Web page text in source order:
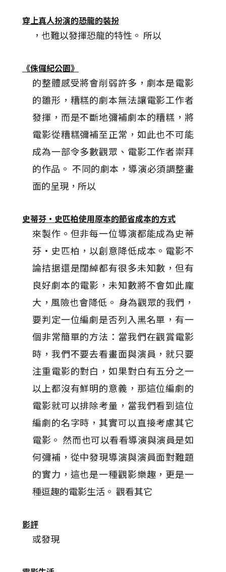
穿上真人扮演的恐龍的裝扮
，也難以發揮恐龍的特性。 所以
《侏儸紀公園》
的整體感受將會削弱許多，劇本是電影
的雛形，糟糕的劇本無法讓電影工作者
發揮，而是不斷地彌補劇本的糟糕，將
電影從糟糕彌補至正常，如此也不可能
成為一部令多數觀眾、電影工作者崇拜
的作品。 不同的劇本，導演必須調整畫
面的呈現，所以
史蒂芬‧史匹柏使用原本的節省成本的方式
來製作。但非每一位導演都能成為史蒂
芬‧史匹柏，以創意降低成本。電影不
論拮据還是闊綽都有很多未知數，但有
良好劇本的電影，未知數將不會如此龐
大，風險也會降低。 身為觀眾的我們，
要判定一位編劇是否列入黑名單，有一
個非常簡單的方法：當我們在觀賞電影
時，我們不要去看畫面與演員，就只要
注重電影的對白，如果對白有五分之一
以上都沒有鮮明的意義，那這位編劇的
電影就可以排除考量，當我們看到這位
編劇的名字時，其實可以直接考慮其它
電影。 然而也可以看看導演與演員是如
何彌補，從中發現導演與演員面對難題
的實力，這也是一種觀影樂趣，更是一
種逗趣的電影生活。 觀看其它
影評
或發現